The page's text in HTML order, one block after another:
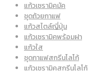
แก้วเซรามิคมัค
ชุดถ้วยกาแฟ
แก้วสไตล์ญี่ปุ่น
แก้วเซรามิคพร้อมฝา
แก้วใส
ชุดกาแฟสกรีนโลโก้
แก้วเซรามิคสกรีนโลโก้